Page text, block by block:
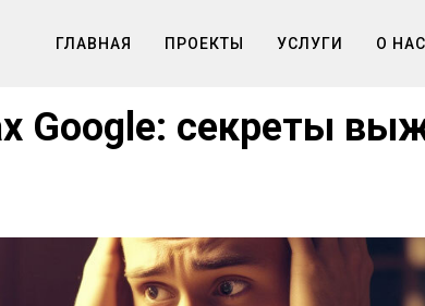
ГЛАВНАЯ ПРОЕКТЫ УСЛУГИ О НАС
Google: секреты